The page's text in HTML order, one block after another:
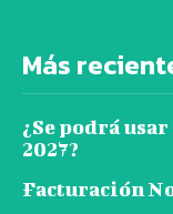
Más
¿Se podrá
2027?
Facturación